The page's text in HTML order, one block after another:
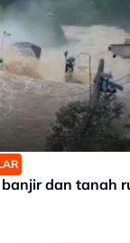
dan tanah